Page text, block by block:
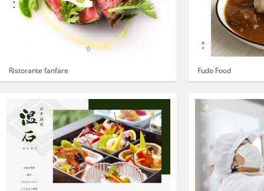
Ristorante fanfare Fudo Food